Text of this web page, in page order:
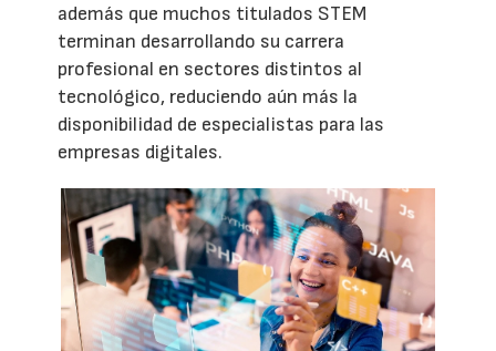
además que muchos titulados STEM
terminan desarrollando su carrera
profesional en sectores distintos al
tecnológico, reduciendo aún más la
disponibilidad de especialistas para las
empresas digitales.